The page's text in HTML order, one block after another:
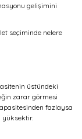
gelişimini
seçiminde nelere
üstündeki
zarar görmesi
fazlaysa
yüksektir.